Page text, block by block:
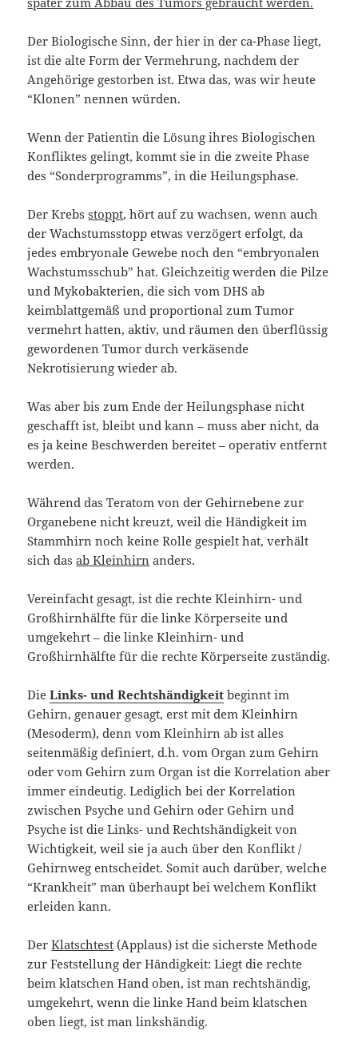
Der Biologische Sinn, der hier in der ca-Phase liegt,
ist die alte Form der Vermehrung, nachdem der
Angehörige gestorben ist. Etwa das, was wir heute
“Klonen” nennen würden.
Wenn der Patientin die Lösung ihres Biologischen
Konfliktes gelingt, kommt sie in die zweite Phase
des “Sonderprogramms”, in die Heilungsphase.
Der Krebsstoppt, hört auf zu wachsen, wenn auch
der Wachstumsstopp etwas verzögert erfolgt, da
jedes embryonale Gewebe noch den “embryonalen
Wachstumsschub” hat. Gleichzeitig werden die Pilze
und Mykobakterien, die sich vom DHS ab
keimblattgemäß und proportional zum Tumor
vermehrt hatten, aktiv, und räumen den überflüssig
gewordenen Tumor durch verkäsende
Nekrotisierung wieder ab.
Was aber bis zum Ende der Heilungsphase nicht
geschafft ist, bleibt und kann – muss aber nicht, da
es ja keine Beschwerden bereitet – operativ entfernt
werden.
Während das Teratom von der Gehirnebene zur
Organebene nicht kreuzt, weil die Händigkeit im
Stammhirn noch keine Rolle gespielt hat, verhält
sich dasab Kleinhirn anders.
Vereinfacht gesagt, ist die rechte Kleinhirn- und
Großhirnhälfte für die linke Körperseite und
umgekehrt – die linke Kleinhirn- und
Großhirnhälfte für die rechte Körperseite zuständig.
DieLinks- und Rechtshändigkeit beginnt im
Gehirn, genauer gesagt, erst mit dem Kleinhirn
(Mesoderm), denn vom Kleinhirn ab ist alles
seitenmäßig definiert, d.h. vom Organ zum Gehirn
oder vom Gehirn zum Organ ist die Korrelation aber
immer eindeutig. Lediglich bei der Korrelation
zwischen Psyche und Gehirn oder Gehirn und
Psyche ist die Links- und Rechtshändigkeit von
Wichtigkeit, weil sie ja auch über den Konflikt /
Gehirnweg entscheidet. Somit auch darüber, welche
“Krankheit” man überhaupt bei welchem Konflikt
erleiden kann.
DerKlatschtest (Applaus) ist die sicherste Methode
zur Feststellung der Händigkeit: Liegt die rechte
beim klatschen Hand oben, ist man rechtshändig,
umgekehrt, wenn die linke Hand beim klatschen
oben liegt, ist man linkshändig.